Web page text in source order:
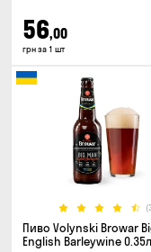
56,00
грн за 1 шт
Пиво Volynski Browar
English Barleywine 0.35л